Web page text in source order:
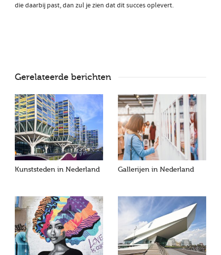
die daarbij past, dan zul je zien dat dit succes oplevert.
Gerelateerde berichten
Kunststeden in Nederland Gallerijen in Nederland